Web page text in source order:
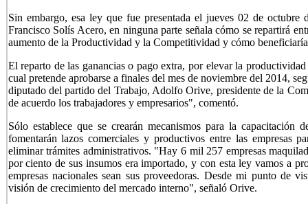
Sin embargo, esa ley que fue presentada el jueves 02 de octubre
Francisco Solís Acero, en ninguna parte señala cómo se repartirá
aumento de la Productividad y la Competitividad y cómo
El reparto de las ganancias o pago extra, por elevar la
cual pretende aprobarse a finales del mes de noviembre del 2014,
diputado del partido del Trabajo, Adolfo Orive, presidente de la
de acuerdo los trabajadores y empresarios", comentó.
Sólo establece que se crearán mecanismos para la
fomentarán lazos comerciales y productivos entre las empresas
eliminar trámites administrativos. "Hay 6 mil 257 empresas
por ciento de sus insumos era importado, y con esta ley vamos a
empresas nacionales sean sus proveedoras. Desde mi punto de
visión de crecimiento del mercado interno", señaló Orive.